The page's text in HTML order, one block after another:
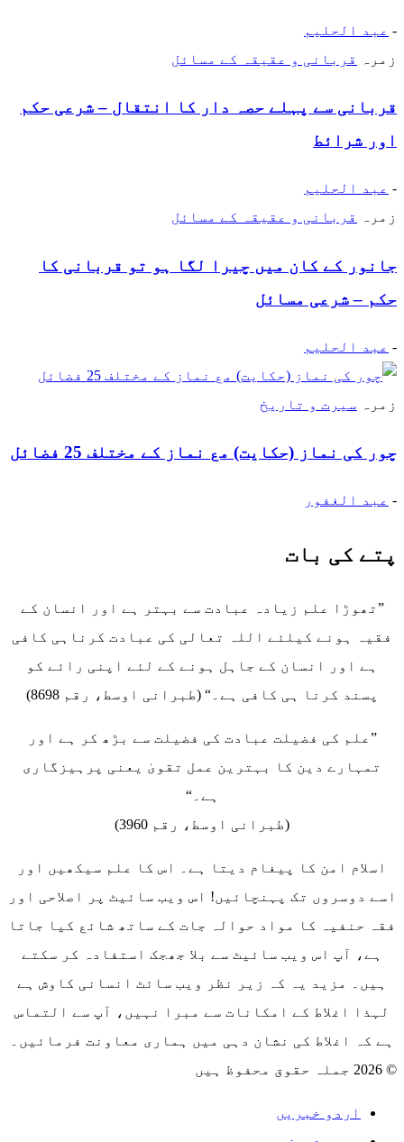
- عبد الحلیم
زمرہ
قربانی و عقیقہ کے مسائل
قربانی سے پہلے حصہ دار کا انتقال – شرعی حکم
اور شرائط
- عبد الحلیم
زمرہ
قربانی و عقیقہ کے مسائل
جانور کے کان میں چیرا لگا ہو تو قربانی کا
حکم – شرعی مسائل
- عبد الحلیم
زمرہ سیرت و تاریخ
چور کی نماز (حکایت) مع نماز کے مختلف 25 فضائل
- عبد الغفور
پتے کی بات
”تھوڑا علم زیادہ عبادت سے بہتر ہے اور انسان کے
فقیہ ہونے کیلئے اللہ تعالی کی عبادت کرناہی کافی
ہے اور انسان کے جاہل ہونے کے لئے اپنی رائے کو
پسند کرنا ہی کافی ہے۔“ (طبرانی اوسط، رقم 8698)
”علم کی فضیلت عبادت کی فضیلت سے بڑھ کر ہے اور
تمہارے دین کا بہترین عمل تقویٰ یعنی پرہیزگاری
ہے۔“
(طبرانی اوسط، رقم 3960)
اسلام امن کا پیغام دیتا ہے۔ اس کا علم سیکھیں اور
اسے دوسروں تک پہنچائیں! اس ویب سائیٹ پر اصلاحی اور
فقہ حنفیہ کا مواد حوالہ جات کے ساتھ شائع کیا جاتا
ہے، آپ اس ویب سائیٹ سے بلا جھجک استفادہ کر سکتے
ہیں۔ مزید یہ کہ زیر نظر ویب سائٹ انسانی کاوش ہے
لہذا اغلاط کے امکانات سے مبرا نہیں، آپ سے التماس
ہے کہ اغلاط کی نشان دہی میں ہماری معاونت فرمائیں۔
© 2026 جملہ حقوق محفوظ ہیں
اردو خبریں